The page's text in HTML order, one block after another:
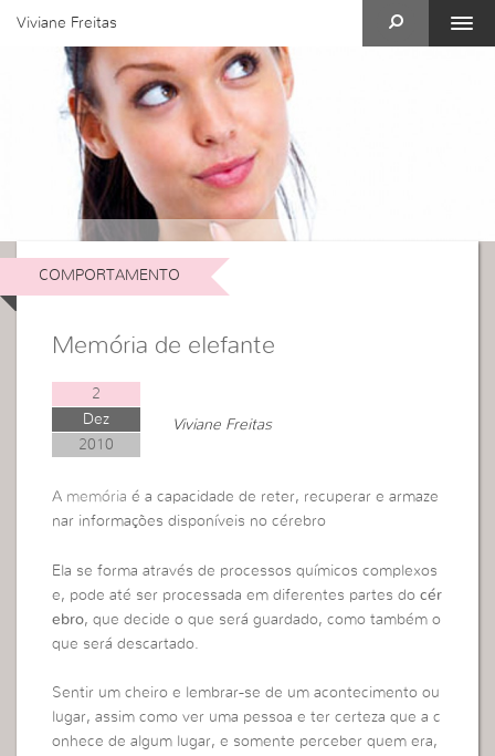
Viviane Freitas
COMPORTAMENTO
Memória de elefante
2
Dez
2010
Viviane Freitas
A memória é a capacidade de reter, recuperar e armaze
nar informações disponíveis no cérebro
Ela se forma através de processos químicos complexos
e, pode até ser processada em diferentes partes docér
ebro, que decide o que será guardado, como também o
que será descartado.
Sentir um cheiro e lembrar-se de um acontecimento ou
lugar, assim como ver uma pessoa e ter certeza que a c
onhece de algum lugar, e somente perceber quem era,